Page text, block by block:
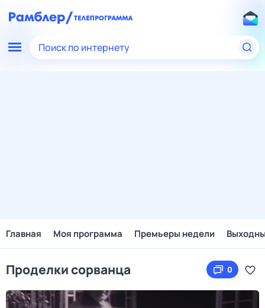
Поиск по интернету
Главная Моя программа Премьеры недели
Проделки сорванца 0